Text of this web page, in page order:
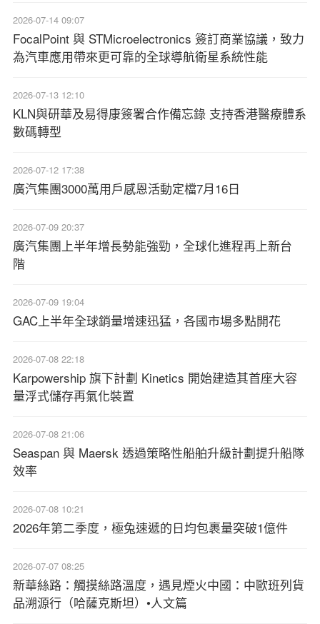
2026-07-14 09:07
FocalPoint 與 STMicroelectronics 簽訂商業協議，致力
為汽車應用帶來更可靠的全球導航衛星系統性能
2026-07-13 12:10
KLN與研華及易得康簽署合作備忘錄 支持香港醫療體系
數碼轉型
2026-07-12 17:38
廣汽集團3000萬用戶感恩活動定檔7月16日
2026-07-09 20:37
廣汽集團上半年增長勢能強勁，全球化進程再上新台
階
2026-07-09 19:04
GAC上半年全球銷量增速迅猛，各國市場多點開花
2026-07-08 22:18
Karpowership 旗下計劃 Kinetics 開始建造其首座大容
量浮式儲存再氣化裝置
2026-07-08 21:06
Seaspan 與 Maersk 透過策略性船舶升級計劃提升船隊
效率
2026-07-08 10:21
2026年第二季度，極兔速遞的日均包裹量突破1億件
2026-07-07 08:25
新華絲路：觸摸絲路溫度，遇見煙火中國：中歐班列貨
品溯源行（哈薩克斯坦）•人文篇